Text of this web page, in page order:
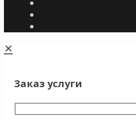
✕
Заказ услуги